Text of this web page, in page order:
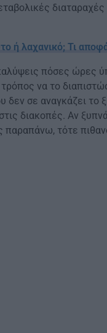
διαταραχές
ή λαχανικό; Τι
πόσες ώρες
να το
δεν σε αναγκάζει το
διακοπές. Αν
παραπάνω, τότε